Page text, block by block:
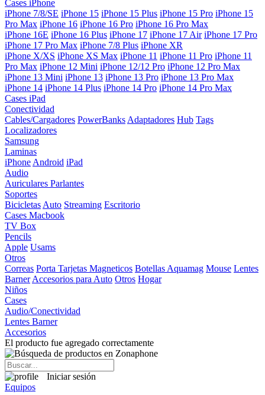
Cases iPhone
iPhone 7/8/SE iPhone 15 iPhone 15 Plus iPhone 15 Pro iPhone 15
Pro Max iPhone 16 iPhone 16 Pro iPhone 16 Pro Max
iPhone 16E iPhone 16 Plus iPhone 17 iPhone 17 Air iPhone 17 Pro
iPhone 17 Pro Max iPhone 7/8 Plus iPhone XR
iPhone X/XS iPhone XS Max iPhone 11 iPhone 11 Pro iPhone 11
Pro Max iPhone 12 Mini iPhone 12/12 Pro iPhone 12 Pro Max
iPhone 13 Mini iPhone 13 iPhone 13 Pro iPhone 13 Pro Max
iPhone 14 iPhone 14 Plus iPhone 14 Pro iPhone 14 Pro Max
Cases iPad
Conectividad
Cables/Cargadores PowerBanks Adaptadores Hub Tags
Localizadores
Samsung
Laminas
iPhone Android iPad
Audio
Auriculares Parlantes
Soportes
Bicicletas Auto Streaming Escritorio
Cases Macbook
TV Box
Pencils
Apple Usams
Otros
Correas Porta Tarjetas Magneticos Botellas Aquamag Mouse Lentes
Barner Accesorios para Auto Otros Hogar
Niños
Cases
Audio/Conectividad
Lentes Barner
Accesorios
El producto fue agregado correctamente
Iniciar sesión
Equipos